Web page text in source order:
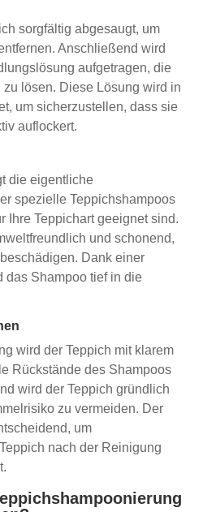
sorgfältig abgesaugt, um
Anschließend wird
aufgetragen, die
lösen. Diese Lösung wird in
um sicherzustellen, dass sie
auflockert.
die eigentliche
spezielle Teppichshampoos
Ihre Teppichart geeignet sind.
und schonend,
Dank einer
das Shampoo tief in die
wird der Teppich mit klarem
Rückstände des Shampoos
wird der Teppich gründlich
zu vermeiden. Der
um
nach der Reinigung